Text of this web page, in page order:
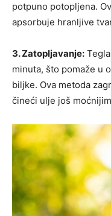
potpuno potopljena.
apsorbuje hranljive
3. Zatopljavanje:
minuta, što pomaže u
biljke. Ova metoda
čineći ulje još